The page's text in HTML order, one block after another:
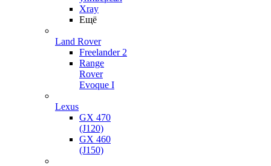
Xray
Ещё
Land Rover
Freelander 2
Range
Rover
Evoque I
Lexus
GX 470
(J120)
GX 460
(J150)